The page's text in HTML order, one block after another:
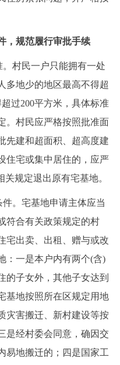
，规范履行审批手续
村民一户只能拥有一处
多地少的地区最高不得超
过200平方米，具体标准
。村民应严格按照批准面
先建和超面积、超高度建
住宅或集中居住的，应严
规定退出原有宅基地。
。宅基地申请主体应当
符合有关政策规定的村
宅出卖、出租、赠与或改
：一是本户内有两个(含)
的子女外，其他子女达到
基地按照所在区规定用地
灾害搬迁、新村建设等按
是经村委会同意，确因交
易地搬迁的；四是国家工